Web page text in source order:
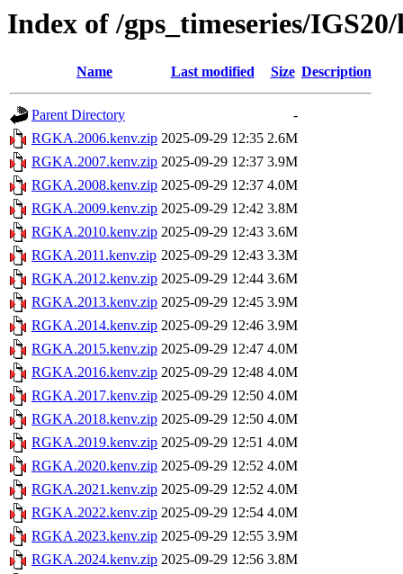
Index of /gps_timeseries/
Name Last modified Size Description
Parent Directory
-
RGKA.2006.kenv.zip 2025-09-29 12:35 2.6M
RGKA.2007.kenv.zip 2025-09-29 12:37 3.9M
RGKA.2008.kenv.zip 2025-09-29 12:37 4.0M
RGKA.2009.kenv.zip 2025-09-29 12:42 3.8M
RGKA.2010.kenv.zip 2025-09-29 12:43 3.6M
RGKA.2011.kenv.zip 2025-09-29 12:43 3.3M
RGKA.2012.kenv.zip 2025-09-29 12:44 3.6M
RGKA.2013.kenv.zip 2025-09-29 12:45 3.9M
RGKA.2014.kenv.zip 2025-09-29 12:46 3.9M
RGKA.2015.kenv.zip 2025-09-29 12:47 4.0M
RGKA.2016.kenv.zip 2025-09-29 12:48 4.0M
RGKA.2017.kenv.zip 2025-09-29 12:50 4.0M
RGKA.2018.kenv.zip 2025-09-29 12:50 4.0M
RGKA.2019.kenv.zip 2025-09-29 12:51 4.0M
RGKA.2020.kenv.zip 2025-09-29 12:52 4.0M
RGKA.2021.kenv.zip 2025-09-29 12:52 4.0M
RGKA.2022.kenv.zip 2025-09-29 12:54 4.0M
RGKA.2023.kenv.zip 2025-09-29 12:55 3.9M
RGKA.2024.kenv.zip 2025-09-29 12:56 3.8M